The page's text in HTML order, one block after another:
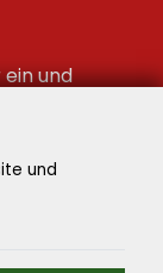
und
und